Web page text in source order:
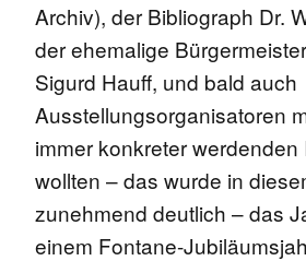
Archiv), der Bibliograph Dr.
der ehemalige
Sigurd Hauff, und bald auch
Ausstellungsorganisatoren
immer konkreter werdenden
wollten – das wurde in
zunehmend deutlich – das
einem Fontane-